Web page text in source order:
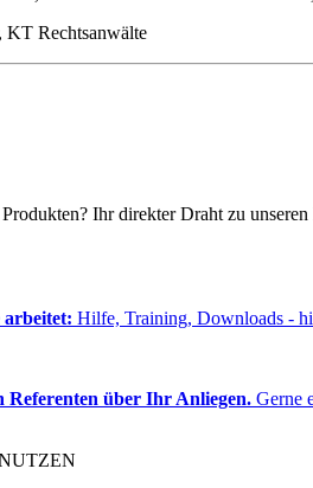
KT Rechtsanwälte
Ihr direkter Draht zu unseren
arbeitet: Hilfe, Training, Downloads -
Referenten über Ihr Anliegen. Gerne